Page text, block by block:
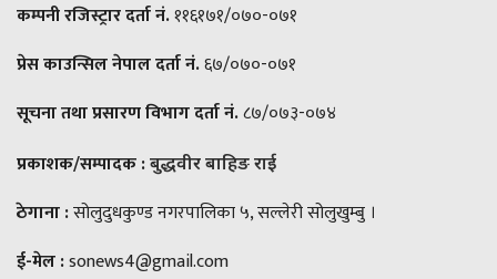
कम्पनी रजिस्ट्रार दर्ता नं.११६१७१/०७०-०७१
प्रेस काउन्सिल नेपाल दर्ता नं.६७/०७०-०७१
सूचना तथा प्रसारण विभाग दर्ता नं.८७/०७३-०७४
प्रकाशक/सम्पादक :बुद्धवीर बाहिङ राई
ठेगाना :सोलुदुधकुण्ड नगरपालिका ५, सल्लेरी सोलुखुम्बु ।
ई-मेल :sonews4@gmail.com